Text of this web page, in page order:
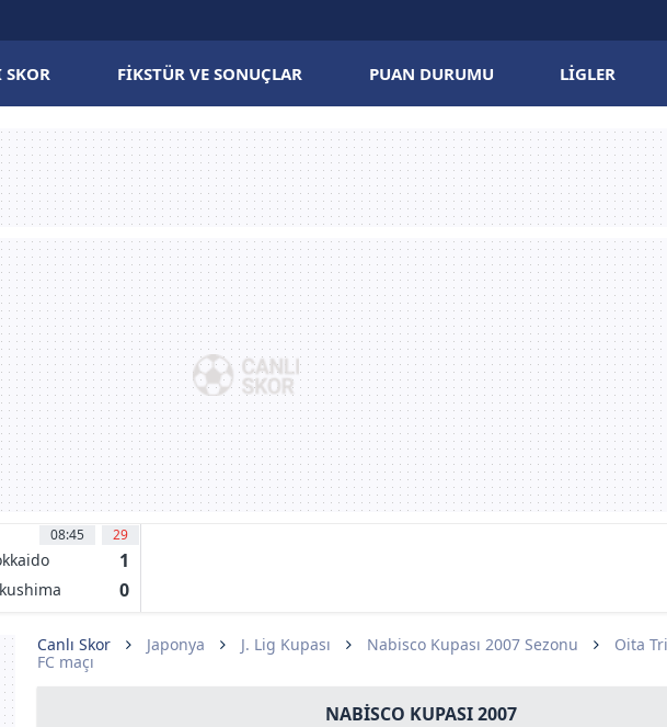
SKOR FIKSTÜR VE SONUÇLAR PUAN DURUMU LIGLER
08:45 29
1
0
Canlı Skor Japonya J. Lig Kupası Nabisco Kupası 2007 Sezonu
Oita
FC maçı
NABISCO KUPASI 2007